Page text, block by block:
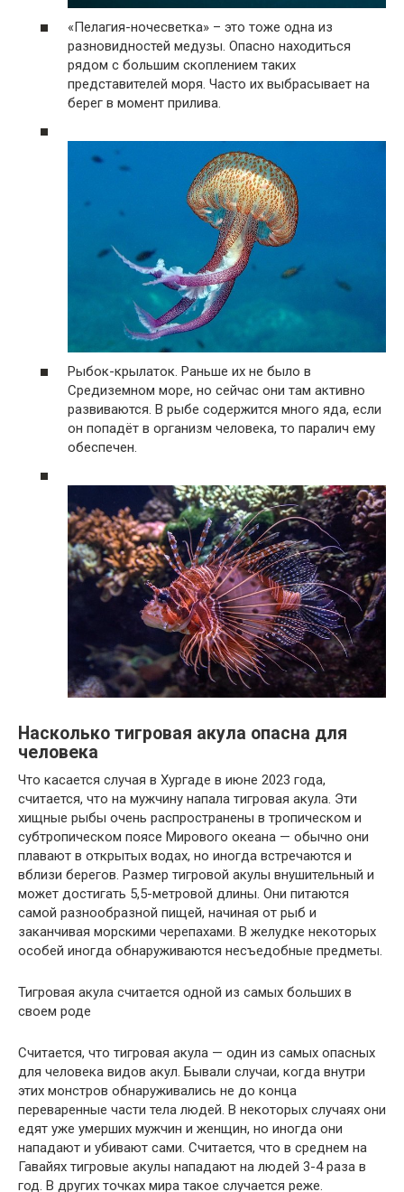
«Пелагия-ночесветка» – это тоже одна из
разновидностей медузы. Опасно находиться
рядом с большим скоплением таких
представителей моря. Часто их выбрасывает на
берег в момент прилива.
Рыбок-крылаток. Раньше их не было в
Средиземном море, но сейчас они там активно
развиваются. В рыбе содержится много яда, если
он попадёт в организм человека, то паралич ему
обеспечен.
Насколько тигровая акула опасна для
человека
Что касается случая в Хургаде в июне 2023 года,
считается, что на мужчину напала тигровая акула. Эти
хищные рыбы очень распространены в тропическом и
субтропическом поясе Мирового океана — обычно они
плавают в открытых водах, но иногда встречаются и
вблизи берегов. Размер тигровой акулы внушительный и
может достигать 5,5-метровой длины. Они питаются
самой разнообразной пищей, начиная от рыб и
заканчивая морскими черепахами. В желудке некоторых
особей иногда обнаруживаются несъедобные предметы.
Тигровая акула считается одной из самых больших в
своем роде
Считается, что тигровая акула — один из самых опасных
для человека видов акул. Бывали случаи, когда внутри
этих монстров обнаруживались не до конца
переваренные части тела людей. В некоторых случаях они
едят уже умерших мужчин и женщин, но иногда они
нападают и убивают сами. Считается, что в среднем на
Гавайях тигровые акулы нападают на людей 3-4 раза в
год. В других точках мира такое случается реже.